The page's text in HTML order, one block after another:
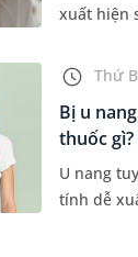
xuất hiện
đến lao
hiểu
Thứ
Bị u
thuốc
U nang
tính dễ